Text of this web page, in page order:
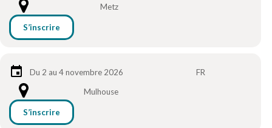
Metz
S’inscrire
Du 2 au 4 novembre 2026
FR
Mulhouse
S’inscrire